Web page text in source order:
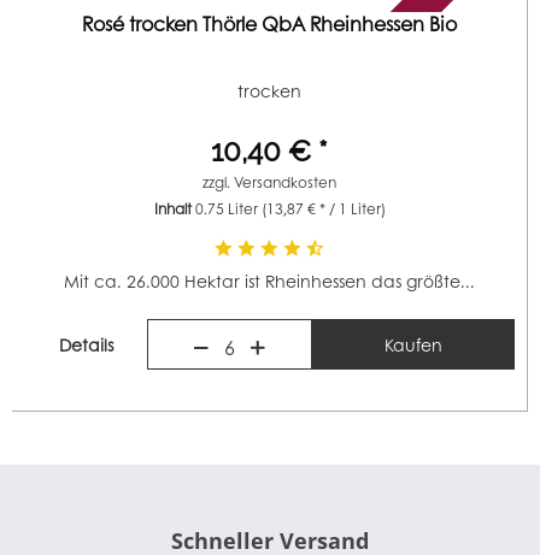
Rosé trocken Thörle QbA Rheinhessen Bio
trocken
10,40 € *
zzgl.Versandkosten
Inhalt0.75 Liter (13,87 € * / 1 Liter)
Mit ca. 26.000 Hektar ist Rheinhessen das größte...
Details 6 Kaufen
Schneller Versand